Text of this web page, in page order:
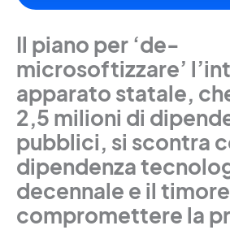
Il piano per ‘de-
microsoftizzare’
apparato statale,
2,5 milioni di
pubblici, si scontra
dipendenza
decennale e il
compromettere la